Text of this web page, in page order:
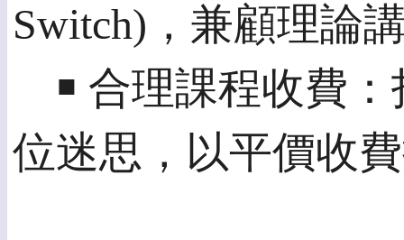
Switch)，兼顧理論
￭ 合理課程收費：
位迷思，以平價收